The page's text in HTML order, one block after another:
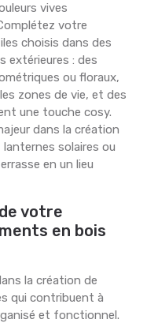
vives
votre
choisis dans des
extérieures : des
ou floraux,
zones de vie, et des
une touche cosy.
dans la création
lanternes solaires ou
en un lieu
votre
en bois
la création de
qui contribuent à
et fonctionnel.